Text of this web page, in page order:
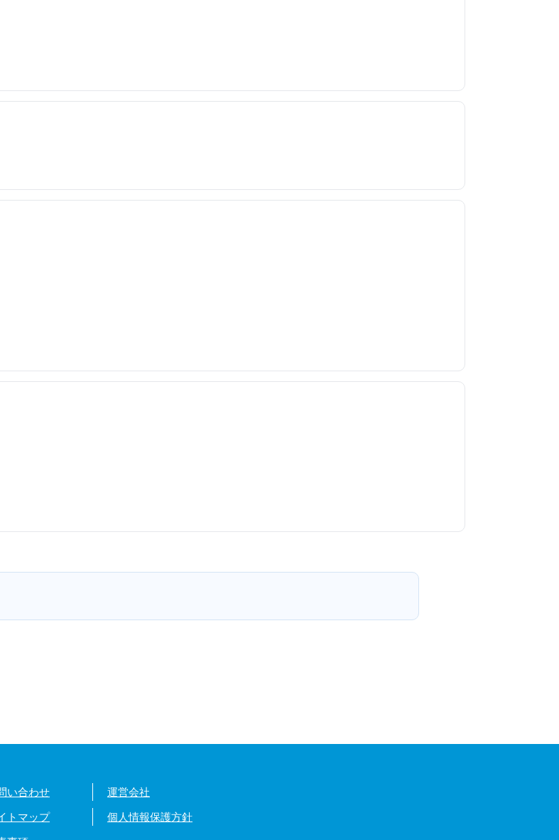
い合わせ
運営会社
トマップ
個人情報保護方針